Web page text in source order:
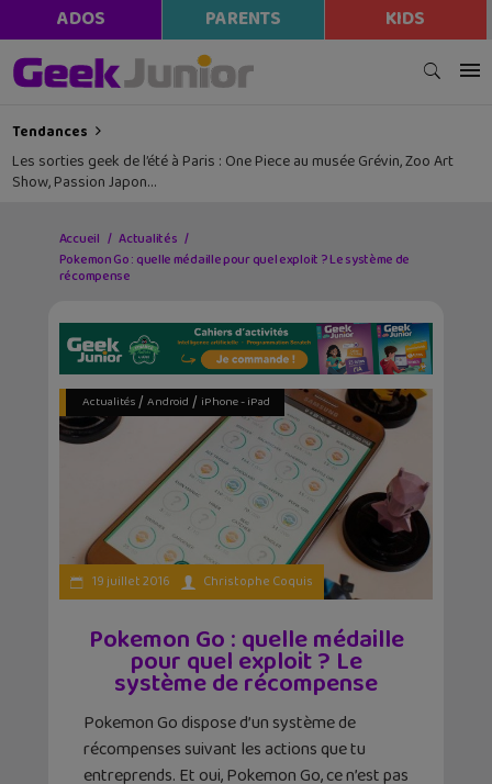
ADOS PARENTS KIDS
Tendances
Les sorties geek de l’été à Paris : One Piece au musée Grévin, Zoo Art
Show, Passion Japon…
Accueil
Actualités
Pokemon Go : quelle médaille pour quel exploit ? Le système de
récompense
Actualités/ Android / iPhone - iPad
19 juillet 2016 Christophe Coquis
Pokemon Go : quelle médaille
pour quel exploit ? Le
système de récompense
Pokemon Go dispose d’un système de
récompenses suivant les actions que tu
entreprends. Et oui, Pokemon Go, ce n’est pas